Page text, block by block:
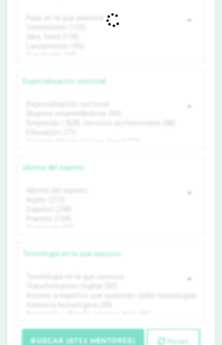
Especialización sectorial
Idioma del experto
Tecnología en la que asesora
BUSCAR (6711 MENTORES) Reset